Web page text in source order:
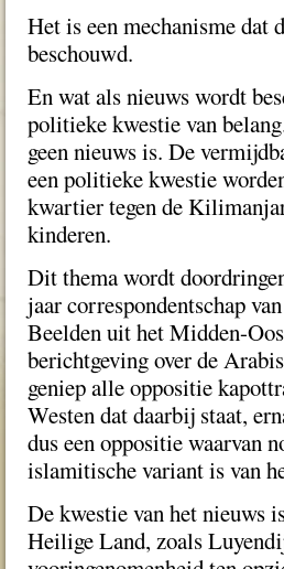
Het is een mechanisme dat
beschouwd.
En wat als nieuws wordt
politieke kwestie van
geen nieuws is. De
een politieke kwestie
kwartier tegen de
kinderen.
Dit thema wordt
jaar correspondentschap
Beelden uit het Midden-
berichtgeving over de
geniep alle oppositie
Westen dat daarbij staat,
dus een oppositie waarvan
islamitische variant is van
De kwestie van het nieuws
Heilige Land, zoals